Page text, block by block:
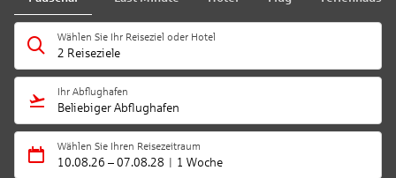
Wählen Sie Ihr Reiseziel oder Hotel
2 Reiseziele
Ihr Abflughafen
Beliebiger Abflughafen
Wählen Sie Ihren Reisezeitraum
10.08.26 – 07.08.28 1 Woche